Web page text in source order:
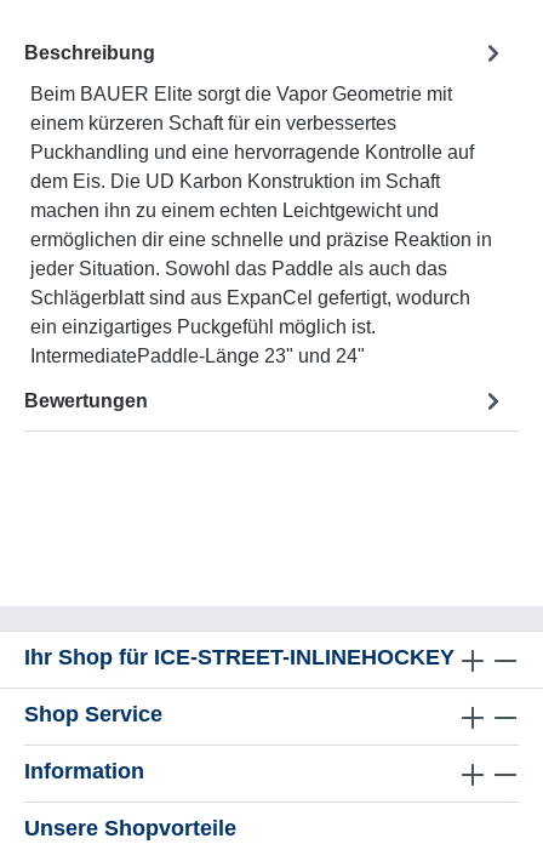
Beschreibung
Beim BAUER Elite sorgt die Vapor Geometrie mit
einem kürzeren Schaft für ein verbessertes
Puckhandling und eine hervorragende Kontrolle auf
dem Eis. Die UD Karbon Konstruktion im Schaft
machen ihn zu einem echten Leichtgewicht und
ermöglichen dir eine schnelle und präzise Reaktion in
jeder Situation. Sowohl das Paddle als auch das
Schlägerblatt sind aus ExpanCel gefertigt, wodurch
ein einzigartiges Puckgefühl möglich ist.
IntermediatePaddle-Länge 23" und 24"
Bewertungen
Ihr Shop für ICE-STREET-INLINEHOCKEY
Shop Service
Information
Unsere Shopvorteile